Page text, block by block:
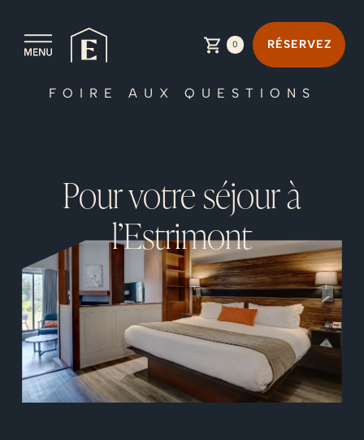
content
0 RÉSERVEZ
FOIRE AUX QUESTIONS
Pour votre séjour à
l’Estrimont